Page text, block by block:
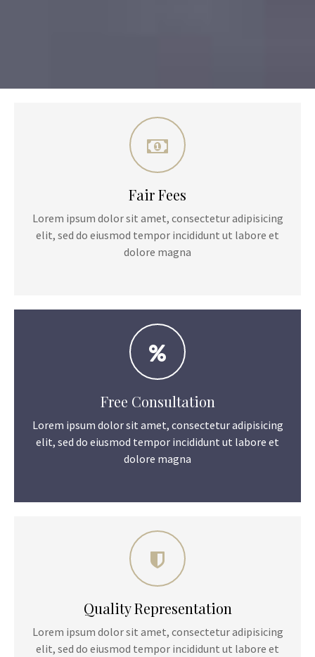
Fair Fees
Lorem ipsum dolor sit amet, consectetur adipisicing
elit, sed do eiusmod tempor incididunt ut labore et
dolore magna
Free Consultation
Lorem ipsum dolor sit amet, consectetur adipisicing
elit, sed do eiusmod tempor incididunt ut labore et
dolore magna
Quality Representation
Lorem ipsum dolor sit amet, consectetur adipisicing
elit, sed do eiusmod tempor incididunt ut labore et